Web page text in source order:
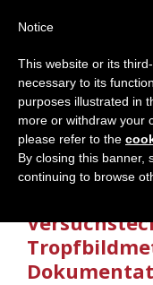
Andreas
Notice
This website or its
necessary to its
purposes illustrated in
more or withdraw your
please refer to the
By closing this banner,
continuing to browse